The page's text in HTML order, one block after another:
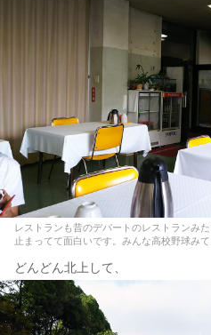
レストランも昔のデパートのレストランみ
止まってて面白いです。みんな高校野球みて
どんどん北上して、